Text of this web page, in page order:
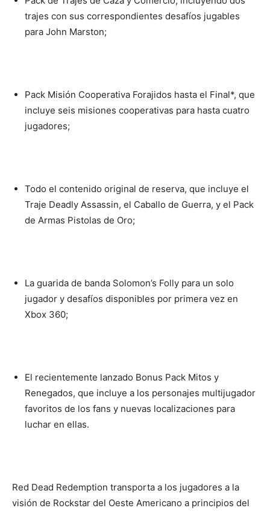
trajes con sus correspondientes desafíos jugables
para John Marston;
Pack Misión Cooperativa Forajidos hasta el Final*, que
incluye seis misiones cooperativas para hasta cuatro
jugadores;
Todo el contenido original de reserva, que incluye el
Traje Deadly Assassin, el Caballo de Guerra, y el Pack
de Armas Pistolas de Oro;
La guarida de banda Solomon’s Folly para un solo
jugador y desafíos disponibles por primera vez en
Xbox 360;
El recientemente lanzado Bonus Pack Mitos y
Renegados, que incluye a los personajes multijugador
favoritos de los fans y nuevas localizaciones para
luchar en ellas.
Red Dead Redemption transporta a los jugadores a la
visión de Rockstar del Oeste Americano a principios del